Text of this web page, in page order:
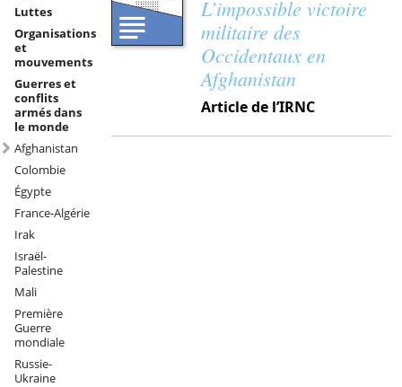
Luttes
Organisations
et
mouvements
Guerres et
conflits
armés dans
le monde
Afghanistan
Colombie
Égypte
France-Algérie
Irak
Israël-
Palestine
Mali
Première
Guerre
mondiale
Russie-
Ukraine
L’impossible victoire
militaire des
Occidentaux en
Afghanistan
Article de l’IRNC